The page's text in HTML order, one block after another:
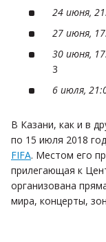
24 июня,
27 июня,
30 июня,
3
6 июля,
В Казани, как и в
по 15 июля 2018
FIFA. Местом его
прилегающая к
организована
мира, концерты,